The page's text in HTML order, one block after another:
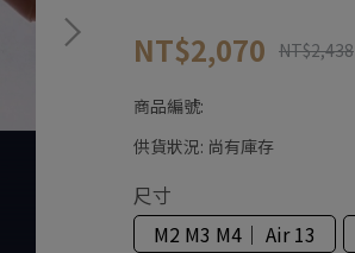
NT$2,070 NT$2,438
商品編號:
供貨狀況: 尚有庫存
尺寸
M2 M3 M4｜ Air 13